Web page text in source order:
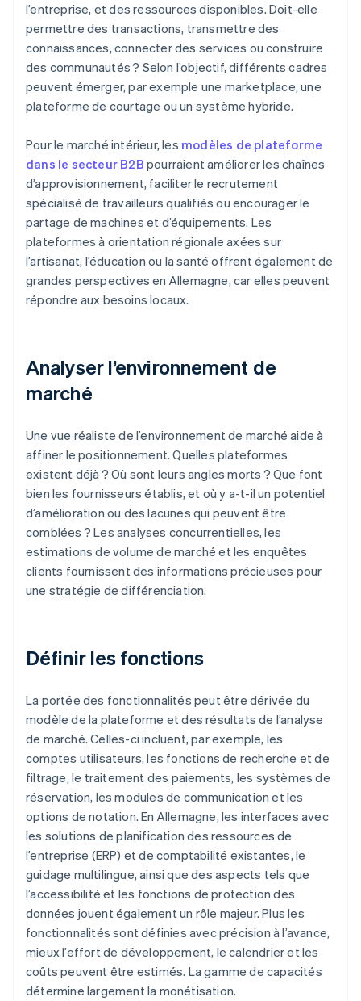
l’entreprise, et des ressources disponibles. Doit-elle
permettre des transactions, transmettre des
connaissances, connecter des services ou construire
des communautés ? Selon l’objectif, différents cadres
peuvent émerger, par exemple une marketplace, une
plateforme de courtage ou un système hybride.
Pour le marché intérieur, les modèles de plateforme
dans le secteur B2B pourraient améliorer les chaînes
d’approvisionnement, faciliter le recrutement
spécialisé de travailleurs qualifiés ou encourager le
partage de machines et d’équipements. Les
plateformes à orientation régionale axées sur
l’artisanat, l’éducation ou la santé offrent également de
grandes perspectives en Allemagne, car elles peuvent
répondre aux besoins locaux.
Analyser l’environnement de
marché
Une vue réaliste de l’environnement de marché aide à
affiner le positionnement. Quelles plateformes
existent déjà ? Où sont leurs angles morts ? Que font
bien les fournisseurs établis, et où y a-t-il un potentiel
d’amélioration ou des lacunes qui peuvent être
comblées ? Les analyses concurrentielles, les
estimations de volume de marché et les enquêtes
clients fournissent des informations précieuses pour
une stratégie de différenciation.
Définir les fonctions
La portée des fonctionnalités peut être dérivée du
modèle de la plateforme et des résultats de l’analyse
de marché. Celles-ci incluent, par exemple, les
comptes utilisateurs, les fonctions de recherche et de
filtrage, le traitement des paiements, les systèmes de
réservation, les modules de communication et les
options de notation. En Allemagne, les interfaces avec
les solutions de planification des ressources de
l’entreprise (ERP) et de comptabilité existantes, le
guidage multilingue, ainsi que des aspects tels que
l’accessibilité et les fonctions de protection des
données jouent également un rôle majeur. Plus les
fonctionnalités sont définies avec précision à l’avance,
mieux l’effort de développement, le calendrier et les
coûts peuvent être estimés. La gamme de capacités
détermine largement la monétisation.